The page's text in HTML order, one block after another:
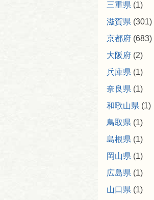
三重県 (1)
滋賀県 (301)
京都府 (683)
大阪府 (2)
兵庫県 (1)
奈良県 (1)
和歌山県 (1)
鳥取県 (1)
島根県 (1)
岡山県 (1)
広島県 (1)
山口県 (1)